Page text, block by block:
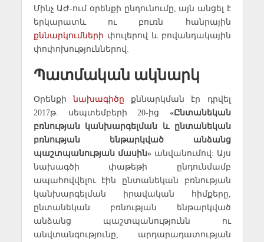
Մինչ ԱԺ-ում օրենքի ընդունումը, այն անցել է
երկարատև ու բուռն հանրային
քննարկումների փուլերով և բովանդակային
փոփոխություններով:
Պատմական ակնարկ
Օրենքինախագիծը քննարկման էր դրվել
2017թ. սեպտեմբերի 20-ից «Ընտանեկան
բռնության կանխարգելման և ընտանեկան
բռնության ենթարկված անձանց
պաշտպանության մասին»անվանումով: Այս
նախագծի փաթեթի ընդունմամբ
ապահովվելու էին ընտանեկան բռնության
կանխարգելման իրավական հիմքերը,
ընտանեկան բռնության ենթարկված
անձանց պաշտպանությունն ու
անվտանգությունը, արդարադատության